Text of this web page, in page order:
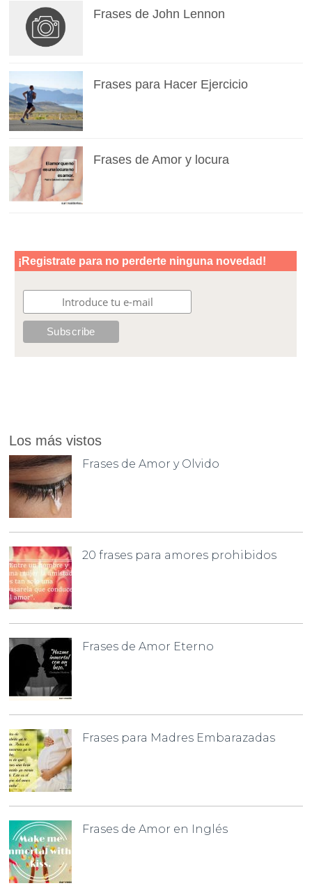
Frases de John Lennon
Frases para Hacer Ejercicio
Frases de Amor y locura
Los más vistos
Frases de Amor y Olvido
20 frases para amores prohibidos
Frases de Amor Eterno
Frases para Madres Embarazadas
Frases de Amor en Inglés